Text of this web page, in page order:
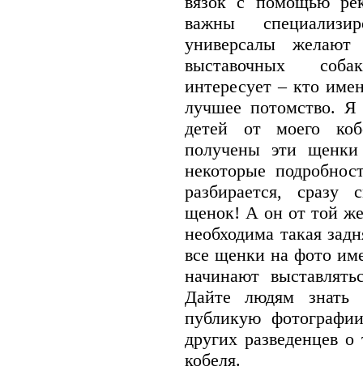
важны
универсалы
выставочных
интересует – кто
лучшее потомство.
детей от моего
получены эти
некоторые
разбирается, сразу
щенок! А он от той
необходима такая
все щенки на фото
начинают
Дайте людям
публикую
других разведенцев
кобеля.